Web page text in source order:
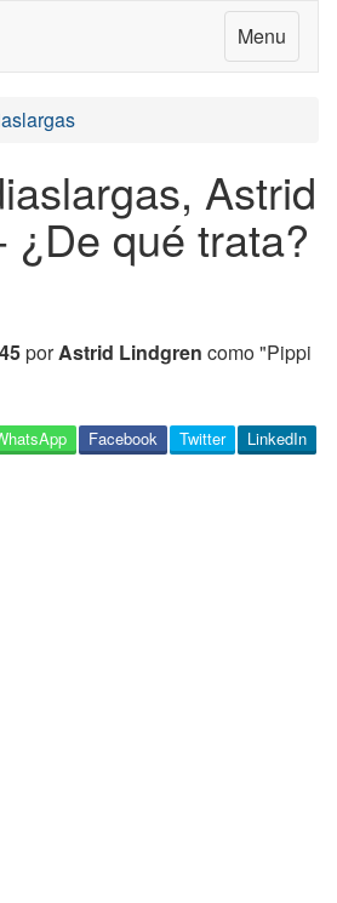
Menu
Astrid
¿De qué trata?
porAstrid Lindgren como "Pippi
LinkedIn
Twitter
Facebook